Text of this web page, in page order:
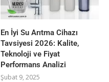
En İyi Su Arıtma Cihazı
Tavsiyesi 2026: Kalite,
Teknoloji ve Fiyat
Performans Analizi
Şubat 9, 2025